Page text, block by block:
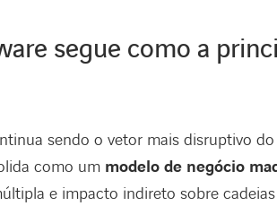
segue como a
sendo o vetor mais disruptivo
como um modelo de negócio
e impacto indireto sobre